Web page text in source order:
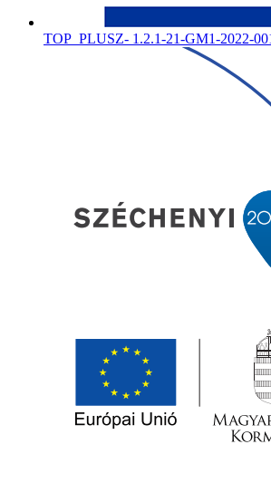
TOP_PLUSZ- 1.2.1-21-GM1-2022-